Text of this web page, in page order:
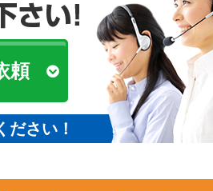
頼
さい！